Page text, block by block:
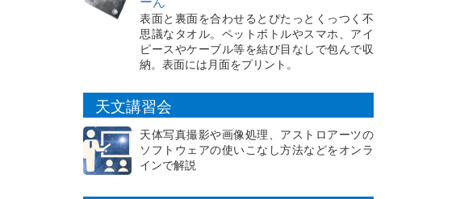
表面と裏面を合わせるとぴたっとくっつく不
思議なタオル。ペットボトルやスマホ、アイ
ピースやケーブル等を結び目なしで包んで収
納。表面には月面をプリント。
天文講習会
天体写真撮影や画像処理、アストロアーツの
ソフトウェアの使いこなし方法などをオンラ
インで解説